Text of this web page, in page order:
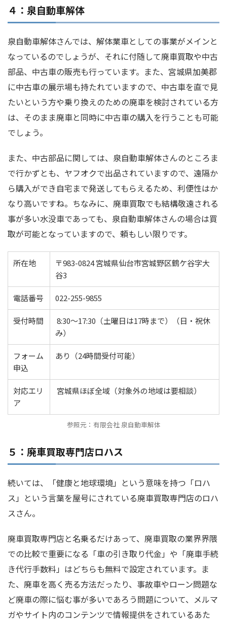
４：泉自動車解体
泉自動車解体さんでは、解体業車としての事業がメインと
なっているのでしょうが、それに付随して廃車買取や中古
部品、中古車の販売も行っています。また、宮城県加美郡
に中古車の展示場も持たれていますので、中古車を直で見
たいという方や乗り換えのための廃車を検討されている方
は、そのまま廃車と同時に中古車の購入を行うことも可能
でしょう。
また、中古部品に関しては、泉自動車解体さんのところま
で行かずとも、ヤフオクで出品されていますので、遠隔か
ら購入ができ自宅まで発送してもらえるため、利便性はか
なり高いですね。ちなみに、廃車買取でも結構敬遠される
事が多い水没車であっても、泉自動車解体さんの場合は買
取が可能となっていますので、頼もしい限りです。
所在地
〒983-0824 宮城県仙台市宮城野区鶴ケ谷字大
谷3
電話番号 022-255-9855
受付時間
8:30～17:30（土曜日は17時まで）（日・祝休
み）
フォーム
申込
あり（24時間受付可能）
対応エリ
ア
宮城県ほぼ全域（対象外の地域は要相談）
参照元：有限会社 泉自動車解体
５：廃車買取専門店ロハス
続いては、「健康と地球環境」という意味を持つ「ロハ
ス」という言葉を屋号にされている廃車買取専門店のロハ
スさん。
廃車買取専門店と名乗るだけあって、廃車買取の業界界隈
での比較で重要になる「車の引き取り代金」や「廃車手続
き代行手数料」はどちらも無料で設定されています。ま
た、廃車を高く売る方法だったり、事故車やローン問題な
ど廃車の際に悩む事が多いであろう問題について、メルマ
ガやサイト内のコンテンツで情報提供をされているあた